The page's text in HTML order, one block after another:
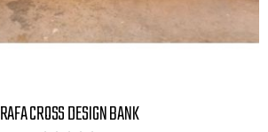
RAFA CROSS DESIGN BANK